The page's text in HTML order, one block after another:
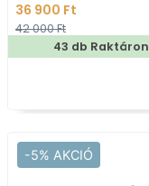
36 900 Ft
42 000 Ft
43 db Raktáron
-5% AKCIÓ